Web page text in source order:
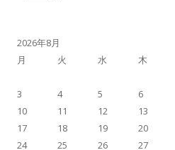
2026年8月
月
火 水 木
3
4 5 6
10
11 12 13
17
18 19 20
24
25 26 27